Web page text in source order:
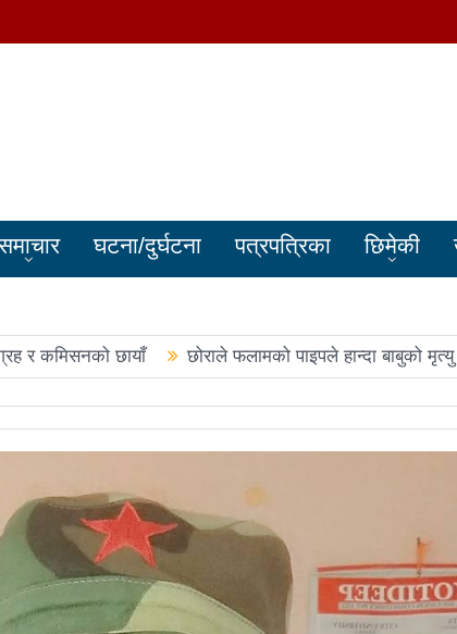
घटना/दुर्घटना पत्रपत्रिका छिमेकी
र कमिसनको छायाँ छोराले फलामको पाइपले हान्दा बाबुको मृत्यु
सरकारले सिमा क्षेत्रका जनतालाई अनावश्यक दु:ख दियो
रास्वपा अगाडि
प्रतिशत मत खस्यो, काठमाडौँसहित केही स्थानमा रातीदेखि नै गणना
गणतन्त्रात्मक प्रणालीलाई अझ सुदृढ बनाएको छः प्रचण्ड
देशैभर मतदान जारी
बैतडीमा जन्तिबस दुर्घटनाः १३ जनाको